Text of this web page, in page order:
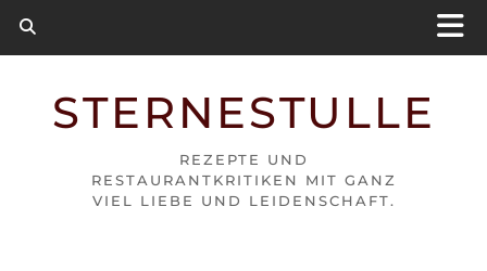
STERNESTULLE
REZEPTE UND
RESTAURANTKRITIKEN MIT GANZ
VIEL LIEBE UND LEIDENSCHAFT.